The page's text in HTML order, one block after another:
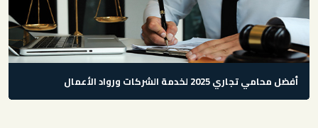
أفضل محامي تجاري 2025 لخدمة الشركات ورواد الأعمال